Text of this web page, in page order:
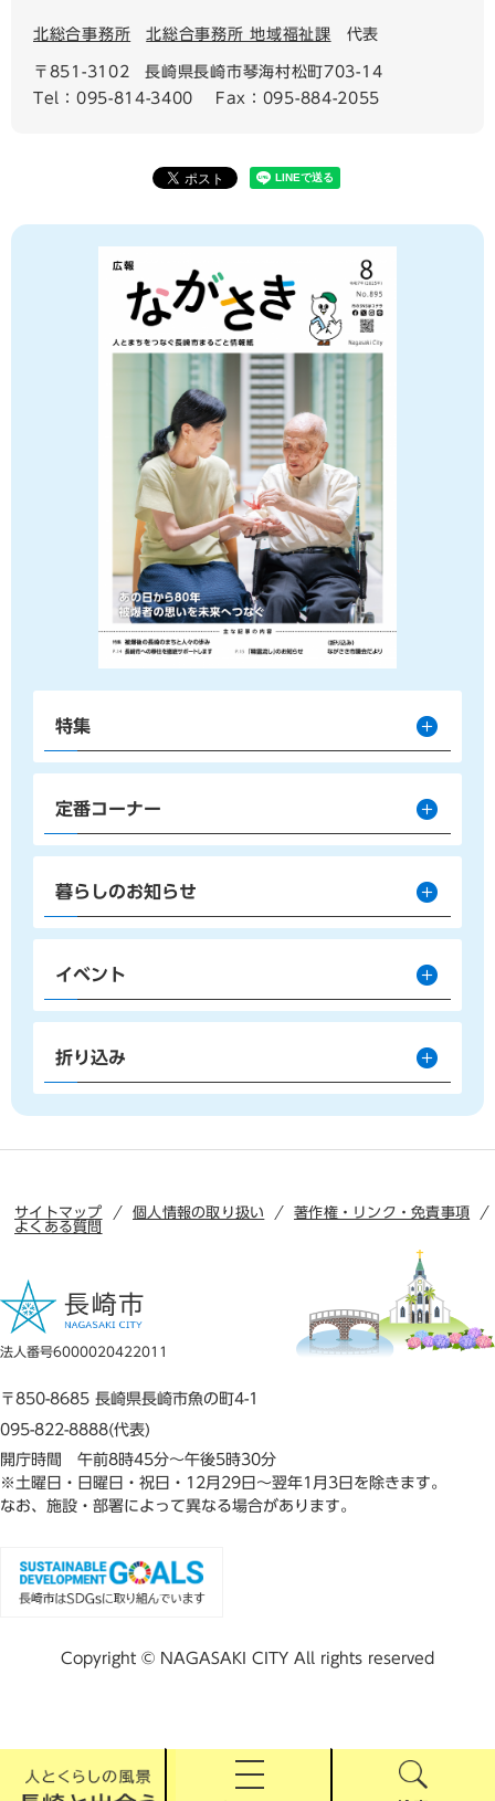
北総合事務所 北総合事務所 地域福祉課 代表
〒851-3102
長崎県長崎市琴海村松町703-14
Tel：095-814-3400
Fax：095-884-2055
特集
定番コーナー
暮らしのお知らせ
イベント
折り込み
サイトマップ 個人情報の取り扱い
著作権・リンク・免責事項
よくある質問
法人番号6000020422011
〒850-8685 長崎県長崎市魚の町4-1
095-822-8888(代表)
開庁時間 午前8時45分～午後5時30分
※土曜日・日曜日・祝日・12月29日～翌年1月3日を除きます。
なお、施設・部署によって異なる場合があります。
Copyright © NAGASAKI CITY All rights reserved